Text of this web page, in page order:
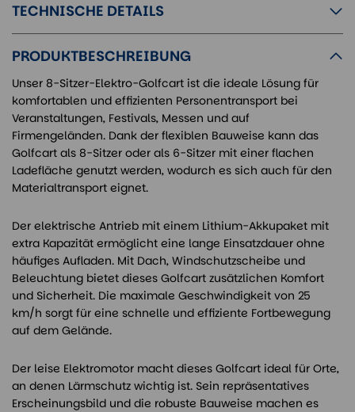
TECHNISCHE DETAILS
PRODUKTBESCHREIBUNG
Unser 8-Sitzer-Elektro-Golfcart ist die ideale Lösung für
komfortablen und effizienten Personentransport bei
Veranstaltungen, Festivals, Messen und auf
Firmengeländen. Dank der flexiblen Bauweise kann das
Golfcart als 8-Sitzer oder als 6-Sitzer mit einer flachen
Ladefläche genutzt werden, wodurch es sich auch für den
Materialtransport eignet.
Der elektrische Antrieb mit einem Lithium-Akkupaket mit
extra Kapazität ermöglicht eine lange Einsatzdauer ohne
häufiges Aufladen. Mit Dach, Windschutzscheibe und
Beleuchtung bietet dieses Golfcart zusätzlichen Komfort
und Sicherheit. Die maximale Geschwindigkeit von 25
km/h sorgt für eine schnelle und effiziente Fortbewegung
auf dem Gelände.
Der leise Elektromotor macht dieses Golfcart ideal für Orte,
an denen Lärmschutz wichtig ist. Sein repräsentatives
Erscheinungsbild und die robuste Bauweise machen es